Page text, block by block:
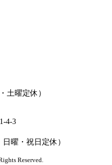
土曜定休）
4-3
日曜・祝日定休）
Reserved.